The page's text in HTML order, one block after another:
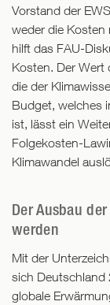
Vorstand der
weder die Kosten
hilft das FAU-
Kosten. Der Wert
die der
Budget, welches
ist, lässt ein
Folgekosten-
Klimawandel
Der Ausbau
werden
Mit der
sich Deutschland
globale